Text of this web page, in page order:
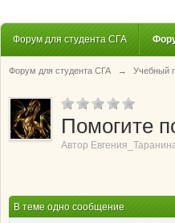
Форум для студента СГА
Форум для студента СГА → Учебный
Помогите
Автор
В теме одно сообщение